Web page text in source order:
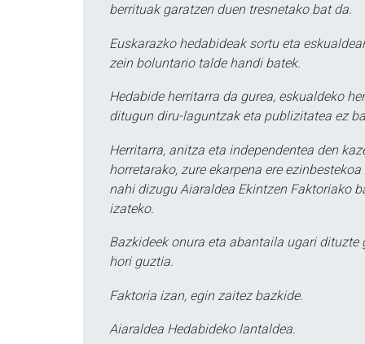
berrituak garatzen duen tresnetako bat da.
Euskarazko hedabideak sortu eta
zein boluntario talde handi batek.
Hedabide herritarra da gurea, eskualdeko
ditugun diru-laguntzak eta publizitatea ez
Herritarra, anitza eta independentea den
horretarako, zure ekarpena ere
nahi dizugu Aiaraldea Ekintzen Faktoriako
izateko.
Bazkideek onura eta abantaila ugari
hori guztia.
Faktoria izan, egin zaitez bazkide.
Aiaraldea Hedabideko lantaldea.